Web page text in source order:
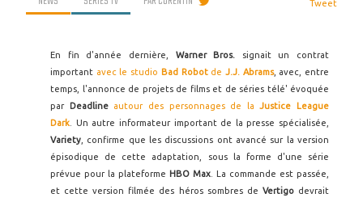
Tweet
En fin d'année dernière, Warner Bros. signait un contrat
important avec le studio Bad Robotde J.J. Abrams, avec, entre
temps, l'annonce de projets de films et de séries télé' évoquée
par Deadline autour des personnages de laJustice League
Dark . Un autre informateur important de la presse spécialisée,
Variety , confirme que les discussions ont avancé sur la version
épisodique de cette adaptation, sous la forme d'une série
prévue pour la plateforme HBO Max . La commande est passée,
et cette version filmée des héros sombres de Vertigo devrait